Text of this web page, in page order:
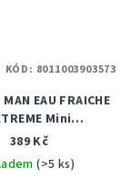
MAN EAU FRAICHE
Mini
389 Kč
(>5 ks)
KÓD: 8011003903573